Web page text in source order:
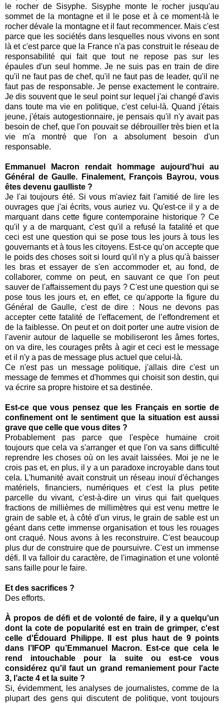
le rocher de Sisyphe. Sisyphe monte le rocher jusqu'au
sommet de la montagne et il le pose et à ce moment-là le
rocher dévale la montagne et il faut recommencer. Mais c'est
parce que les sociétés dans lesquelles nous vivons en sont
là et c'est parce que la France n'a pas construit le réseau de
responsabilité qui fait que tout ne repose pas sur les
épaules d'un seul homme. Je ne suis pas en train de dire
qu'il ne faut pas de chef, qu'il ne faut pas de leader, qu'il ne
faut pas de responsable. Je pense exactement le contraire.
Je dis souvent que le seul point sur lequel j'ai changé d'avis
dans toute ma vie en politique, c'est celui-là. Quand j'étais
jeune, j'étais autogestionnaire, je pensais qu'il n'y avait pas
besoin de chef, que l'on pouvait se débrouiller très bien et la
vie m'a montré que l'on a absolument besoin d'un
responsable.
Emmanuel Macron rendait hommage aujourd'hui au
Général de Gaulle. Finalement, François Bayrou, vous
êtes devenu gaulliste ?
Je l'ai toujours été. Si vous m'aviez fait l'amitié de lire les
ouvrages que j'ai écrits, vous auriez vu. Qu'est-ce il y a de
marquant dans cette figure contemporaine historique ? Ce
qu'il y a de marquant, c'est qu'il a refusé la fatalité et que
ceci est une question qui se pose tous les jours à tous les
gouvernants et à tous les citoyens. Est-ce qu’on accepte que
le poids des choses soit si lourd qu'il n'y a plus qu'à baisser
les bras et essayer de s'en accommoder et, au fond, de
collaborer, comme on peut, en sauvant ce que l'on peut
sauver de l'affaissement du pays ? C'est une question qui se
pose tous les jours et, en effet, ce qu'apporte la figure du
Général de Gaulle, c'est de dire : Nous ne devons pas
accepter cette fatalité de l'effacement, de l’effondrement et
de la faiblesse. On peut et on doit porter une autre vision de
l'avenir autour de laquelle se mobiliseront les âmes fortes,
on va dire, les courages prêts à agir et ceci est le message
et il n'y a pas de message plus actuel que celui-là.
Ce n'est pas un message politique, j'allais dire c'est un
message de femmes et d'hommes qui choisit son destin, qui
va écrire sa propre histoire et sa destinée.
Est-ce que vous pensez que les Français en sortie de
confinement ont le sentiment que la situation est aussi
grave que celle que vous dites ?
Probablement pas parce que l'espèce humaine croit
toujours que cela va s'arranger et que l'on va sans difficulté
reprendre les choses où on les avait laissées. Moi je ne le
crois pas et, en plus, il y a un paradoxe incroyable dans tout
cela. L'humanité avait construit un réseau inouï d'échanges
matériels, financiers, numériques et c'est la plus petite
parcelle du vivant, c'est-à-dire un virus qui fait quelques
fractions de millièmes de millimètres qui est venu mettre le
grain de sable et, à côté d'un virus, le grain de sable est un
géant dans cette immense organisation et tous les rouages
ont craqué. Nous avons à les reconstruire. C'est beaucoup
plus dur de construire que de poursuivre. C'est un immense
défi. Il va falloir du caractère, de l'imagination et une volonté
sans faille pour le faire.
Et des sacrifices ?
Des efforts.
À propos de défi et de volonté de faire, il y a quelqu'un
dont la cote de popularité est en train de grimper, c'est
celle d'Édouard Philippe. Il est plus haut de 9 points
dans l’IFOP qu’Emmanuel Macron. Est-ce que cela le
rend intouchable pour la suite ou est-ce vous
considérez qu'il faut un grand remaniement pour l'acte
3, l’acte 4 et la suite ?
Si, évidemment, les analyses de journalistes, comme de la
plupart des gens qui discutent de politique, vont toujours